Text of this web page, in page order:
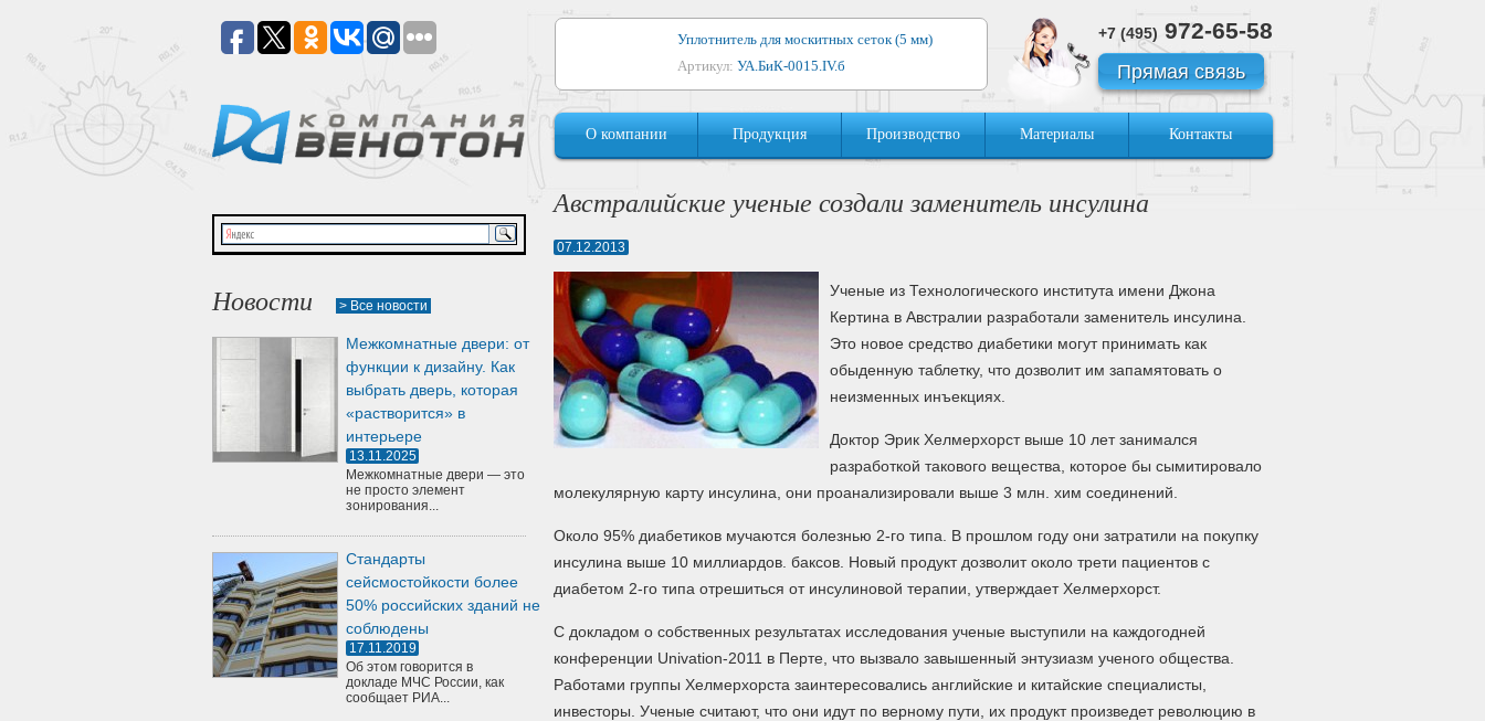
Уплотнитель для москитных сеток (5 мм)
Артикул: УА.БиК-0015.IV.б
Уплотнитель для алюминиевых окон
Артикул:1044
Артикул:УМ.БиК-0062.IV.б
Артикул:
УА.БиК-0037.IV.б
Уплотнитель для деревянных дверей
Артикул: УК-10.4
+7 (495) 972-65-58
Прямая связь
О компании Продукция Производство Материалы Контакты
Новости > Все новости
Межкомнатные двери: от
функции к дизайну. Как
выбрать дверь, которая
«растворится» в
интерьере
13.11.2025
Межкомнатные двери — это
не просто элемент
зонирования...
Стандарты
сейсмостойкости более
50% российских зданий не
соблюдены
17.11.2019
Об этом говорится в
докладе МЧС России, как
сообщает РИА...
Австралийские ученые создали заменитель инсулина
07.12.2013
Ученые из Технологического института имени Джона
Кертина в Австралии разработали заменитель инсулина.
Это новое средство диабетики могут принимать как
обыденную таблетку, что дозволит им запамятовать о
неизменных инъекциях.
Доктор Эрик Хелмерхорст выше 10 лет занимался
разработкой такового вещества, которое бы сымитировало
молекулярную карту инсулина, они проанализировали выше 3 млн. хим соединений.
Около 95% диабетиков мучаются болезнью 2-го типа. В прошлом году они затратили на покупку
инсулина выше 10 миллиардов. баксов. Новый продукт дозволит около трети пациентов с
диабетом 2-го типа отрешиться от инсулиновой терапии, утверждает Хелмерхорст.
С докладом о собственных результатах исследования ученые выступили на каждогодней
конференции Univation-2011 в Перте, что вызвало завышенный энтузиазм ученого общества.
Работами группы Хелмерхорста заинтересовались английские и китайские специалисты,
инвесторы. Ученые считают, что они идут по верному пути, их продукт произведет революцию в